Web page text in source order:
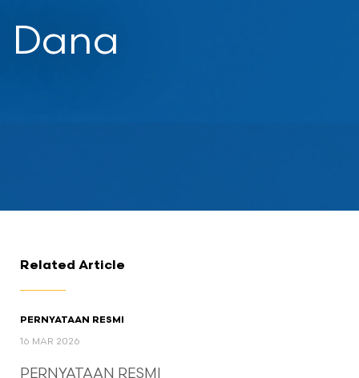
Dana
Related Article
PERNYATAAN RESMI
16 MAR 2026
PERNYATAAN RESMI